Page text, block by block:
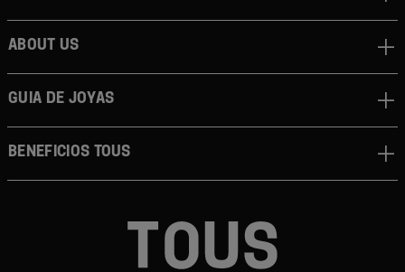
About us
Guia de joyas
Beneficios TOUS